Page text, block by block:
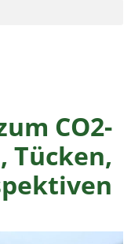
CO2-
Tücken,